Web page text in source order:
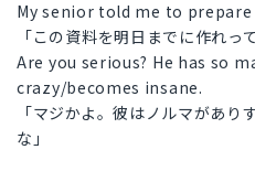
My senior told me to
「この資料を明日までに作れっ
Are you serious? He has so
crazy/becomes insane.
「マジかよ。彼はノルマがあり
な」